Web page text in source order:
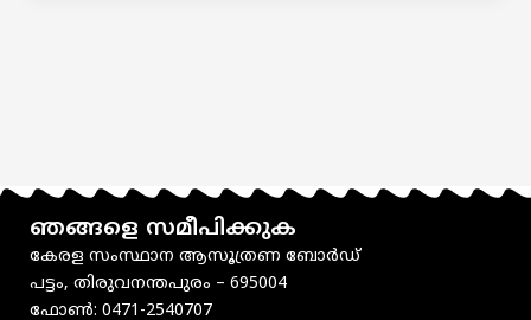
ഞങ്ങളെ സമീപിക്കുക
കേരള സംസ്ഥാന ആസൂത്രണ ബോർഡ്
പട്ടം, തിരുവനന്തപുരം – 695004
ഫോൺ: 0471-2540707